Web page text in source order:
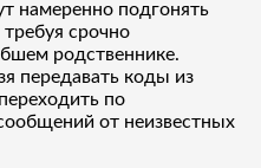
намеренно подгонять
срочно
родственнике.
передавать коды из
по
от неизвестных